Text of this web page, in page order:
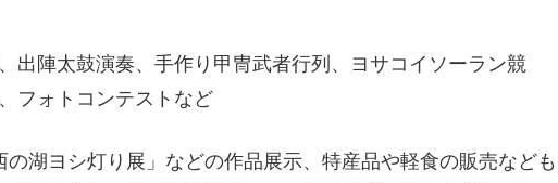
出陣太鼓演奏、手作り甲冑武者行列、ヨサコイソーラン競
フォトコンテストなど
の湖ヨシ灯り展」などの作品展示、特産品や軽食の販売なども